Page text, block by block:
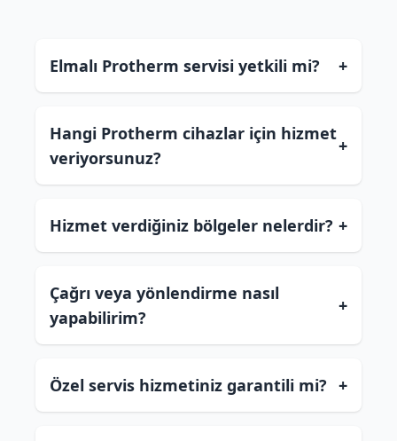
Elmalı Protherm servisi yetkili mi? +
Hangi Protherm cihazlar için hizmet
veriyorsunuz?
+
Hizmet verdiğiniz bölgeler nelerdir? +
Çağrı veya yönlendirme nasıl
yapabilirim?
+
Özel servis hizmetiniz garantili mi? +